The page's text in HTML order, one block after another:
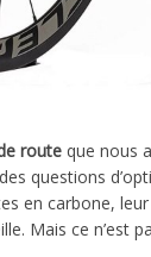
route que nous
questions
en carbone,
Mais ce n’est